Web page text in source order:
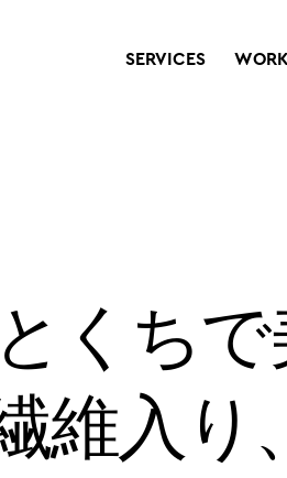
SERVICES
くち
維入り